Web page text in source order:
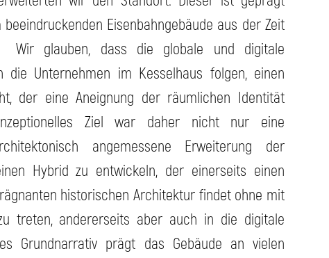
Eisenbahngebäude aus der Zeit
Wir glauben, dass die globale und digitale
die Unternehmen im Kesselhaus folgen, einen
der eine Aneignung der räumlichen Identität
Ziel war daher nicht nur eine
angemessene Erweiterung der
Hybrid zu entwickeln, der einerseits einen
historischen Architektur findet ohne mit
treten, andererseits aber auch in die digitale
Grundnarrativ prägt das Gebäude an vielen